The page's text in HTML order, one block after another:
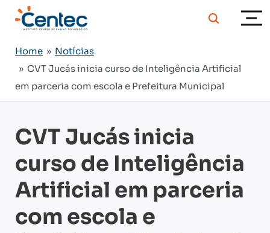
Home » Notícias
» CVT Jucás inicia curso de Inteligência Artificial
em parceria com escola e Prefeitura Municipal
CVT Jucás inicia
curso de Inteligência
Artificial em parceria
com escola e